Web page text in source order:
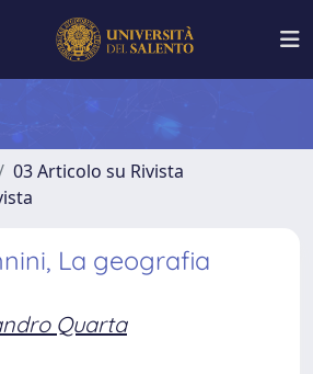
03 Articolo su Rivista
La geografia
Quarta